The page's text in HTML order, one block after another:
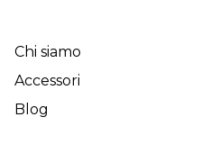
Chi siamo
Accessori
Blog